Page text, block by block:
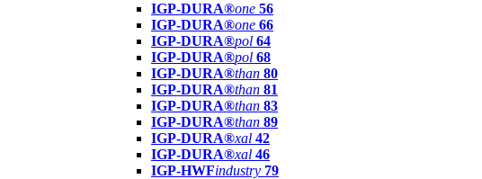
IGP-DURA®one 56
IGP-DURA®one 66
IGP-DURA®pol 64
IGP-DURA®pol 68
IGP-DURA®than 80
IGP-DURA®than 81
IGP-DURA®than 83
IGP-DURA®than 89
IGP-DURA®xal 42
IGP-DURA®xal 46
IGP-HWFindustry 79